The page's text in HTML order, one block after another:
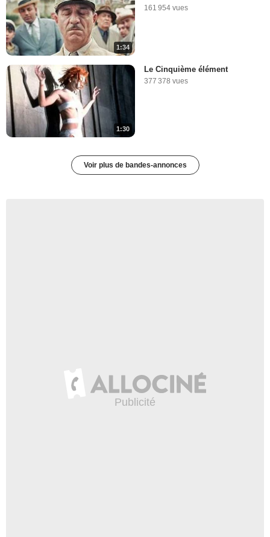
1:34
161 954 vues
1:30
Le Cinquième élément
377 378 vues
Voir plus de bandes-annonces